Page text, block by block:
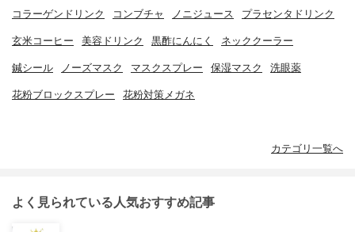
コラーゲンドリンク コンブチャ ノニジュース プラセンタドリンク
玄米コーヒー 美容ドリンク 黒酢にんにく ネッククーラー
鍼シール ノーズマスク マスクスプレー 保湿マスク 洗眼薬
花粉ブロックスプレー 花粉対策メガネ
カテゴリ一覧へ
よく見られている人気おすすめ記事